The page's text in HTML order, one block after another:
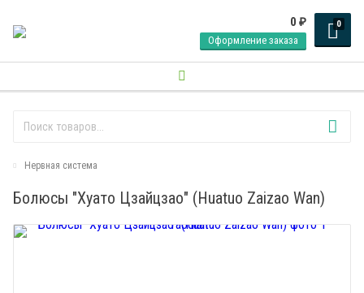
0
0 ₽
Оформление заказа
Нервная система
Болюсы "Хуато Цзайцзао" (Huatuo Zaizao Wan)